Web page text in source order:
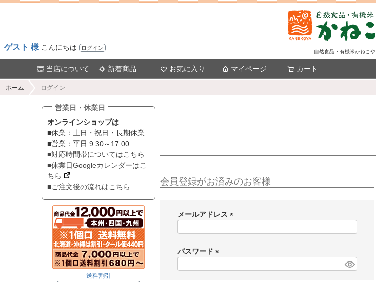
ゲスト 様 こんにちは ログイン
自然食品・有機米かねこや
当店について 新着商品 お気に入り マイページ カート
ホーム ログイン
営業日・休業日
オンラインショップは
■休業：土日・祝日・長期休業
■営業：平日 9:30～17:00
■対応時間帯についてはこちら
■休業日Googleカレンダーはこ
ちら
■ご注文後の流れはこちら
送料割引
会員登録がお済みのお客様
メールアドレス
)
パスワード